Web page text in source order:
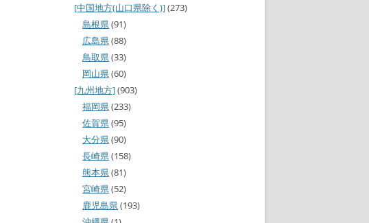
[中国地方(山口県除く)](273)
島根県(91)
広島県(88)
鳥取県(33)
岡山県(60)
[九州地方](903)
福岡県(233)
佐賀県(95)
大分県(90)
長崎県(158)
熊本県(81)
宮崎県(52)
鹿児島県(193)